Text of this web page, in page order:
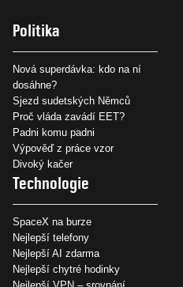
Politika
Nová superdávka: kdo na ní
dosáhne?
Sjezd sudetských Němců
Proč vláda zavádí EET?
Padni komu padni
Výpověď z práce vzor
Divoký kačer
Technologie
SpaceX na burze
Nejlepší telefony
Nejlepší AI zdarma
Nejlepší chytré hodinky